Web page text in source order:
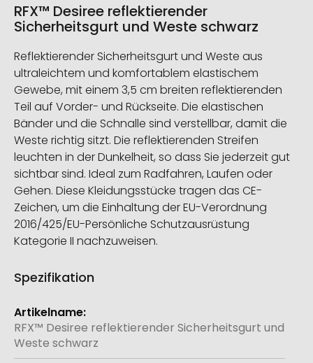
RFX™ Desiree reflektierender
Sicherheitsgurt und Weste schwarz
Reflektierender Sicherheitsgurt und Weste aus
ultraleichtem und komfortablem elastischem
Gewebe, mit einem 3,5 cm breiten reflektierenden
Teil auf Vorder- und Rückseite. Die elastischen
Bänder und die Schnalle sind verstellbar, damit die
Weste richtig sitzt. Die reflektierenden Streifen
leuchten in der Dunkelheit, so dass Sie jederzeit gut
sichtbar sind. Ideal zum Radfahren, Laufen oder
Gehen. Diese Kleidungsstücke tragen das CE-
Zeichen, um die Einhaltung der EU-Verordnung
2016/425/EU-Persönliche Schutzausrüstung
Kategorie II nachzuweisen.
Spezifikation
Weitere
Informationen
RFX™ Desiree reflektierender Sicherheitsgurt und
Weste schwarz